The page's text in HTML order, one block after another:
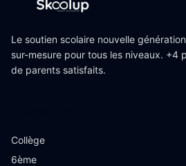
Le soutien scolaire nouvelle
sur-mesure pour tous les niveaux. +4
de parents satisfaits.
Collège
6ème